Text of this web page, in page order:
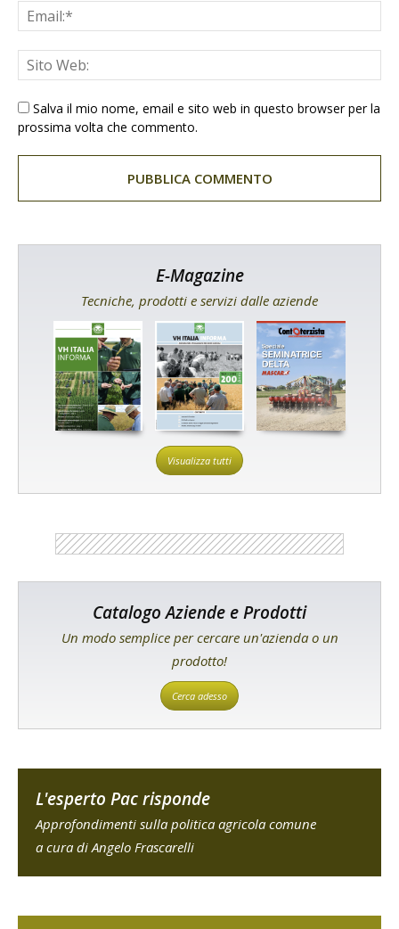
Salva il mio nome, email e sito web in questo browser per la
prossima volta che commento.
E-Magazine
Tecniche, prodotti e servizi dalle aziende
Visualizza tutti
Catalogo Aziende e Prodotti
Un modo semplice per cercare un'azienda o un
prodotto!
Cerca adesso
L'esperto Pac risponde
Approfondimenti sulla politica agricola comune
a cura di Angelo Frascarelli